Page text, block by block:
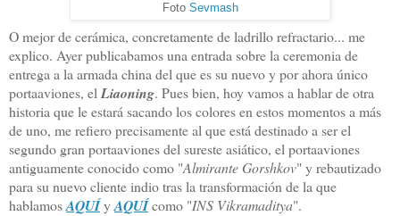
Foto Sevmash
O mejor de cerámica, concretamente de ladrillo refractario... me
explico. Ayer publicabamos una entrada sobre la ceremonia de
entrega a la armada china del que es su nuevo y por ahora único
portaaviones, el Liaoning. Pues bien, hoy vamos a hablar de otra
historia que le estará sacando los colores en estos momentos a más
de uno, me refiero precisamente al que está destinado a ser el
segundo gran portaaviones del sureste asiático, el portaaviones
antiguamente conocido como "Almirante Gorshkov" y rebautizado
para su nuevo cliente indio tras la transformación de la que
hablamosAQUÍyAQUÍcomo "INS Vikramaditya".